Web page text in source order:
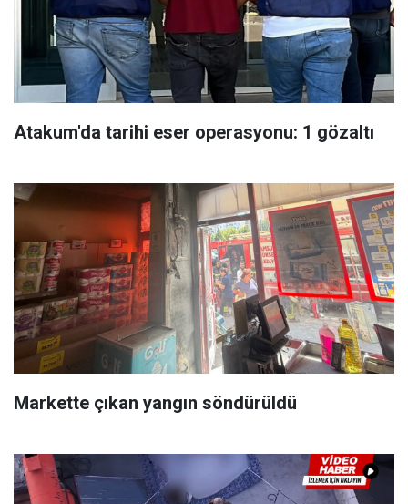
Atakum'da tarihi eser operasyonu: 1 gözaltı
Markette çıkan yangın söndürüldü